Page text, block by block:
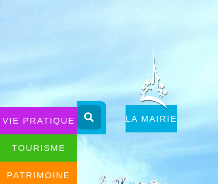
au
contenu
VIE PRATIQUE
TOURISME
PATRIMOINE
ALLER AU
CONTENU
LA MAIRIE